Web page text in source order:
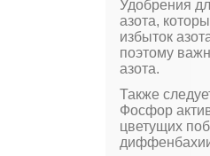
Удобрения
азота,
избыток
поэтому
азота.
Также
Фосфор
цветущих